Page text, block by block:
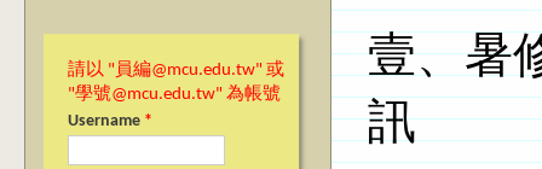
請以 "員編@mcu.edu.tw" 或
"學號@mcu.edu.tw" 為帳號
Username *
壹、暑
訊